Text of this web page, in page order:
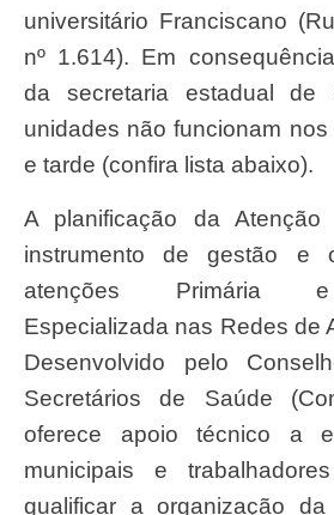
universitário Franciscano
nº 1.614). Em
da secretaria estadual de
unidades não funcionam
e tarde (confira lista abaixo).
A planificação da Atenção à Saúde é um
instrumento de gestão e
atenções Primária e
Especializada nas Redes de
Desenvolvido pelo
Secretários de Saúde
oferece apoio técnico a
municipais e
qualificar a organização